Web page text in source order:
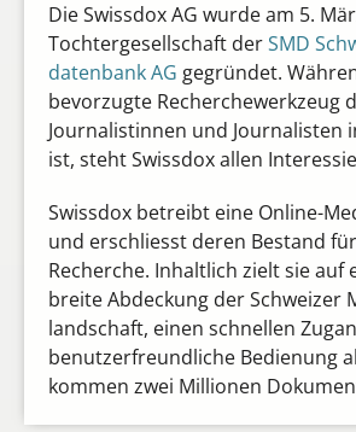
Die Swissdox AG wurde am 5.
Tochter­gesellschaft derSMD
datenbank AG gegründet.
bevorzugte Recherche­werkzeug
Journalistinnen und Journalisten
ist, steht Swissdox allen
Swissdox betreibt eine Online-­
und erschliesst deren Bestand
Recherche. Inhaltlich zielt sie auf
breite Abdeckung der Schweizer
landschaft, einen schnellen
benutzer­freundliche Bedienung
kommen zwei Millionen